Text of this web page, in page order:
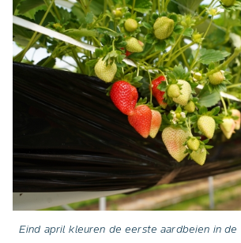
Eind april kleuren de eerste aardbeien in de